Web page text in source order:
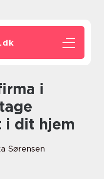
dk
i dit hjem
Sørensen